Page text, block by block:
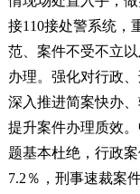
接110接处警系统，
范、案件不受不立
办理。强化对行政
深入推进简案快办
提升案件办理质效
题基本杜绝，行政
7.2％，刑事速裁案